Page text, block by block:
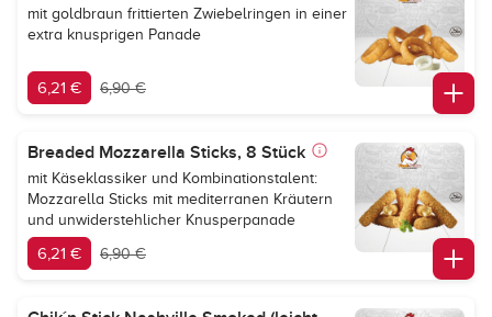
mit goldbraun frittierten Zwiebelringen in einer
extra knusprigen Panade
6,21 € 6,90 €
Breaded Mozzarella Sticks, 8 Stück
mit Käseklassiker und Kombinationstalent:
Mozzarella Sticks mit mediterranen Kräutern
und unwiderstehlicher Knusperpanade
6,21 € 6,90 €